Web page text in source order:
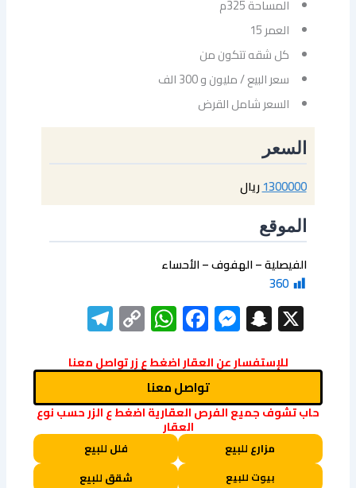
المساحة 325م
العمر 15
كل شقه تتكون من
سعر البيع / مليون و 300 الف
السعر شامل القرض
السعر
1300000ريال
الموقع
الفيصلية – الهفوف – الأحساء
360
X
Snapchat
Messenger
Facebook
WhatsApp
Copy
Link
للإستفسار عن العقار اضغط ع زر تواصل معنا
تواصل معنا
حاب تشوف جميع الفرص العقارية اضغط ع الزر حسب نوع
العقار
مزارع للبيع فلل للبيع
بيوت للبيع
شقق للبيع